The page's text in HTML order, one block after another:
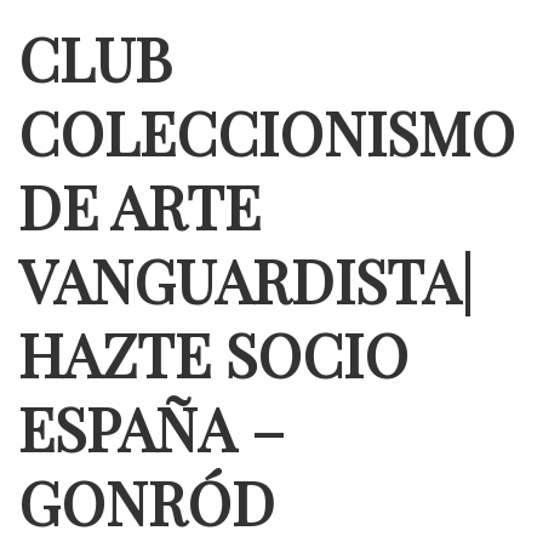
CLUB
COLECCIONISMO
DE ARTE
VANGUARDISTA|
HAZTE SOCIO
ESPAÑA –
GONRÓD